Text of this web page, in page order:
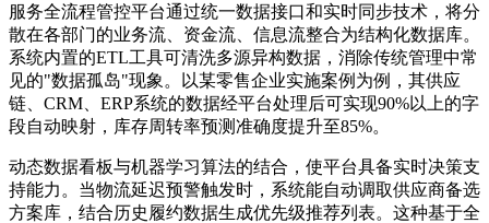
服务全流程管控平台通过统一数据接口和实时同步技术，将分
散在各部门的业务流、资金流、信息流整合为结构化数据库。
系统内置的ETL工具可清洗多源异构数据，消除传统管理中常
见的"数据孤岛"现象。以某零售企业实施案例为例，其供应
链、CRM、ERP系统的数据经平台处理后可实现90%以上的字
段自动映射，库存周转率预测准确度提升至85%。
动态数据看板与机器学习算法的结合，使平台具备实时决策支
持能力。当物流延迟预警触发时，系统能自动调取供应商备选
方案库，结合历史履约数据生成优先级推荐列表。这种基于全